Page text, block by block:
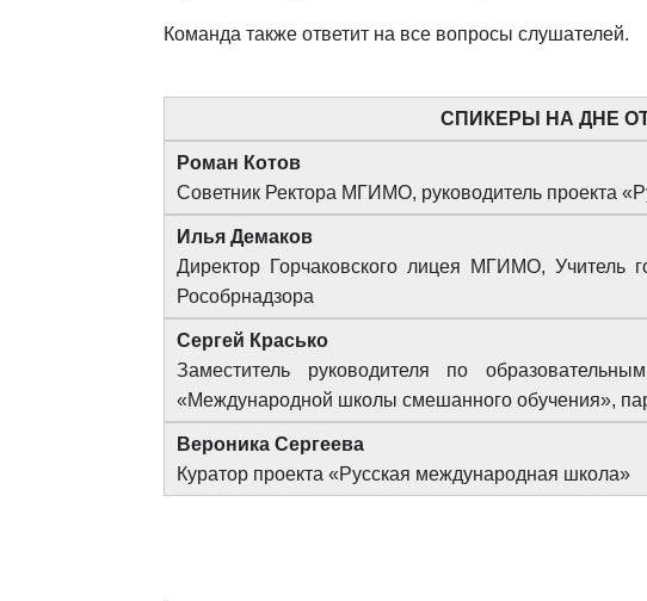
Команда также ответит на все вопросы слушателей.
СПИКЕРЫ НА ДНЕ
Роман Котов
Советник Ректора МГИМО, руководитель проекта
Илья Демаков
Директор Горчаковского лицея МГИМО, Учитель
Рособрнадзора
Сергей Красько
Заместитель руководителя по
«Международной школы смешанного обучения»,
Вероника Сергеева
Куратор проекта «Русская международная школа»